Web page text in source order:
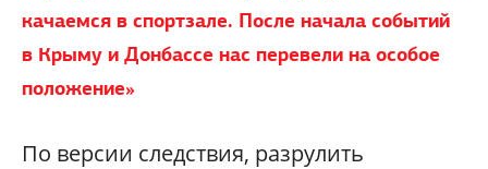
качаемся в спортзале. После начала событий
в Крыму и Донбассе нас перевели на особое
положение»
По версии следствия, разрулить